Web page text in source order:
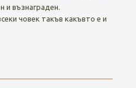
и възнаграден.
човек такъв какъвто е и